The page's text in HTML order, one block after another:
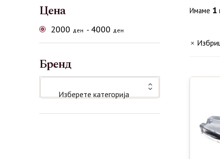
Цена
2000 ден - 4000 ден
Бренд
Изберете категорија
Имаме 1